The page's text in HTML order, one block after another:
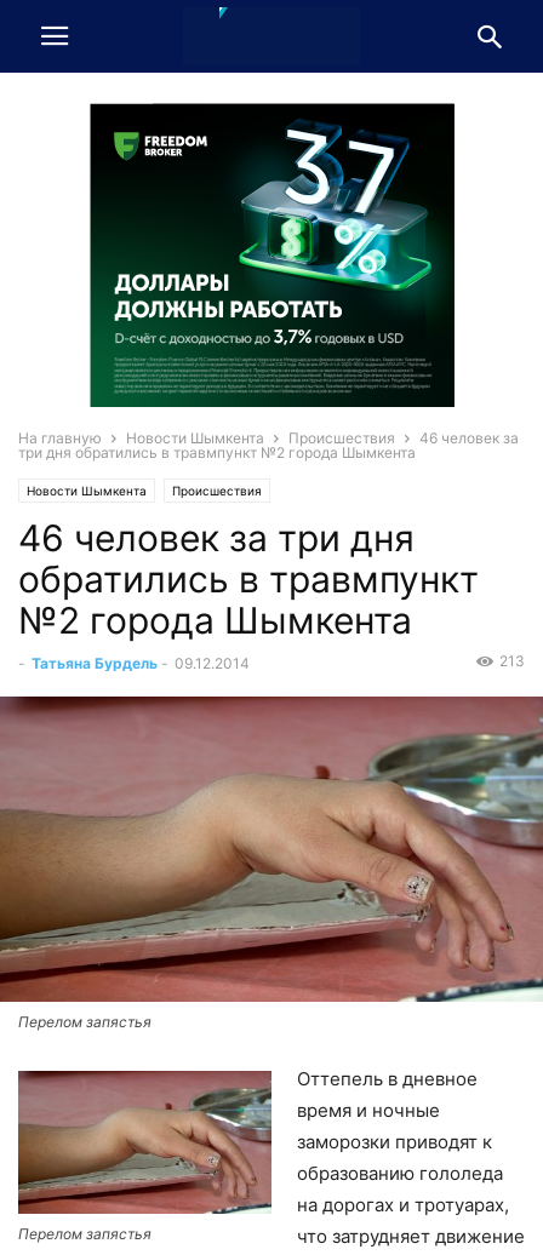
На главную Новости Шымкента Происшествия
46 человек за
три дня обратились в травмпункт №2 города Шымкента
Новости Шымкента Происшествия
46 человек за три дня
обратились в травмпункт
№2 города Шымкента
- Татьяна Бурдель - 09.12.2014 213
Перелом запястья
Перелом запястья
Оттепель в дневное
время и ночные
заморозки приводят к
образованию гололеда
на дорогах и тротуарах,
что затрудняет движение